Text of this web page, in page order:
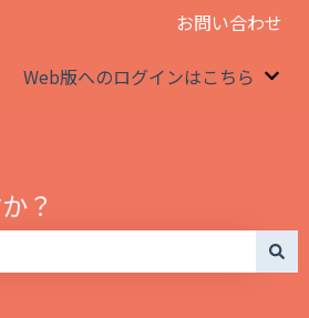
お問い合わせ
Web版へのログインはこちら
？